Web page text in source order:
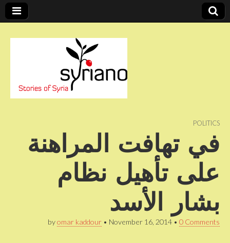
syriano POLITICS
في تهافت المراهنة
على تأهيل نظام
بشار الأسد
byomar kaddour • November 16, 2014 • 0 Comments